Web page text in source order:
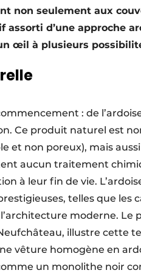
non seulement aux
assorti d’une approche
œil à plusieurs
: de
Ce produit naturel est
et non poreux), mais
aucun traitement
à leur fin de vie.
telles que les
moderne.
illustre cette
vêture homogène en
un monolithe noir